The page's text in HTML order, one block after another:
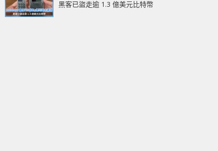
黑客已盜走逾 1.3 億美元比特幣